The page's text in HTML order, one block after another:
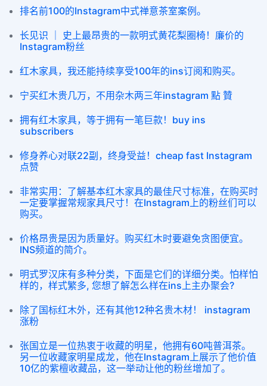
排名前100的Instagram中式禅意茶室案例。
长见识 ｜ 史上最昂贵的一款明式黄花梨圈椅！廉价的
Instagram粉丝
红木家具，我还能持续享受100年的ins订阅和购买。
宁买红木贵几万，不用杂木两三年instagram 點 贊
拥有红木家具，等于拥有一笔巨款！buy ins
subscribers
修身养心对联22副，终身受益！cheap fast Instagram
点赞
非常实用：了解基本红木家具的最佳尺寸标准，在购买时
一定要掌握常规家具尺寸！在Instagram上的粉丝们可以
购买。
价格昂贵是因为质量好。购买红木时要避免贪图便宜。
INS频道的简介。
明式罗汉床有多种分类，下面是它们的详细分类。怕样怕
样的，样式繁多, 您想了解怎么样在ins上主办聚会?
除了国标红木外，还有其他12种名贵木材！ instagram
涨粉
张国立是一位热衷于收藏的明星，他拥有60吨普洱茶。
另一位收藏家明星成龙，他在Instagram上展示了他价值
10亿的紫檀收藏品，这一举动让他的粉丝增加了。